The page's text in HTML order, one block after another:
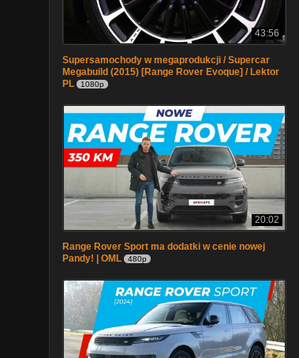
43:56
Supersamochody w megaprodukcji / Supercar
Megabuild (2015) [Range Rover Evoque] / Lektor
PL
1080p
20:02
Range Rover Sport ma dodatki w cenie nowej
Pandy! | OML
480p